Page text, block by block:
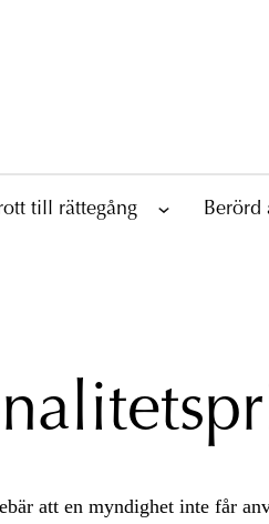
till rättegång Berörd
att en myndighet inte får